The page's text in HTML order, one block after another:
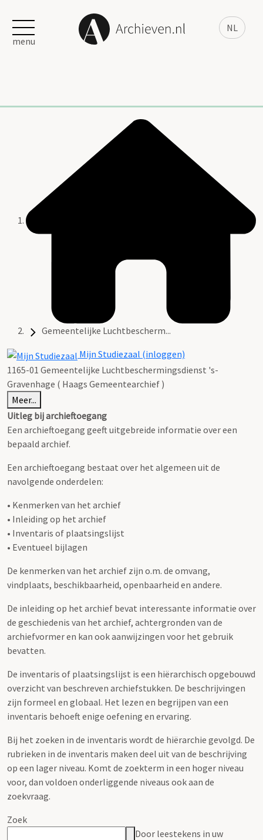
NL
menu
Gemeentelijke Luchtbescherm...
Mijn Studiezaal (inloggen)
1165-01 Gemeentelijke Luchtbeschermingsdienst 's-
Gravenhage ( Haags Gemeentearchief )
Meer...
Uitleg bij archieftoegang
Een archieftoegang geeft uitgebreide informatie over een
bepaald archief.
Een archieftoegang bestaat over het algemeen uit de
navolgende onderdelen:
• Kenmerken van het archief
• Inleiding op het archief
• Inventaris of plaatsingslijst
• Eventueel bijlagen
De kenmerken van het archief zijn o.m. de omvang,
vindplaats, beschikbaarheid, openbaarheid en andere.
De inleiding op het archief bevat interessante informatie over
de geschiedenis van het archief, achtergronden van de
archiefvormer en kan ook aanwijzingen voor het gebruik
bevatten.
De inventaris of plaatsingslijst is een hiërarchisch opgebouwd
overzicht van beschreven archiefstukken. De beschrijvingen
zijn formeel en globaal. Het lezen en begrijpen van een
inventaris behoeft enige oefening en ervaring.
Bij het zoeken in de inventaris wordt de hiërarchie gevolgd. De
rubrieken in de inventaris maken deel uit van de beschrijving
op een lager niveau. Komt de zoekterm in een hoger niveau
voor, dan voldoen onderliggende niveaus ook aan de
zoekvraag.
Zoek
Door leestekens in uw